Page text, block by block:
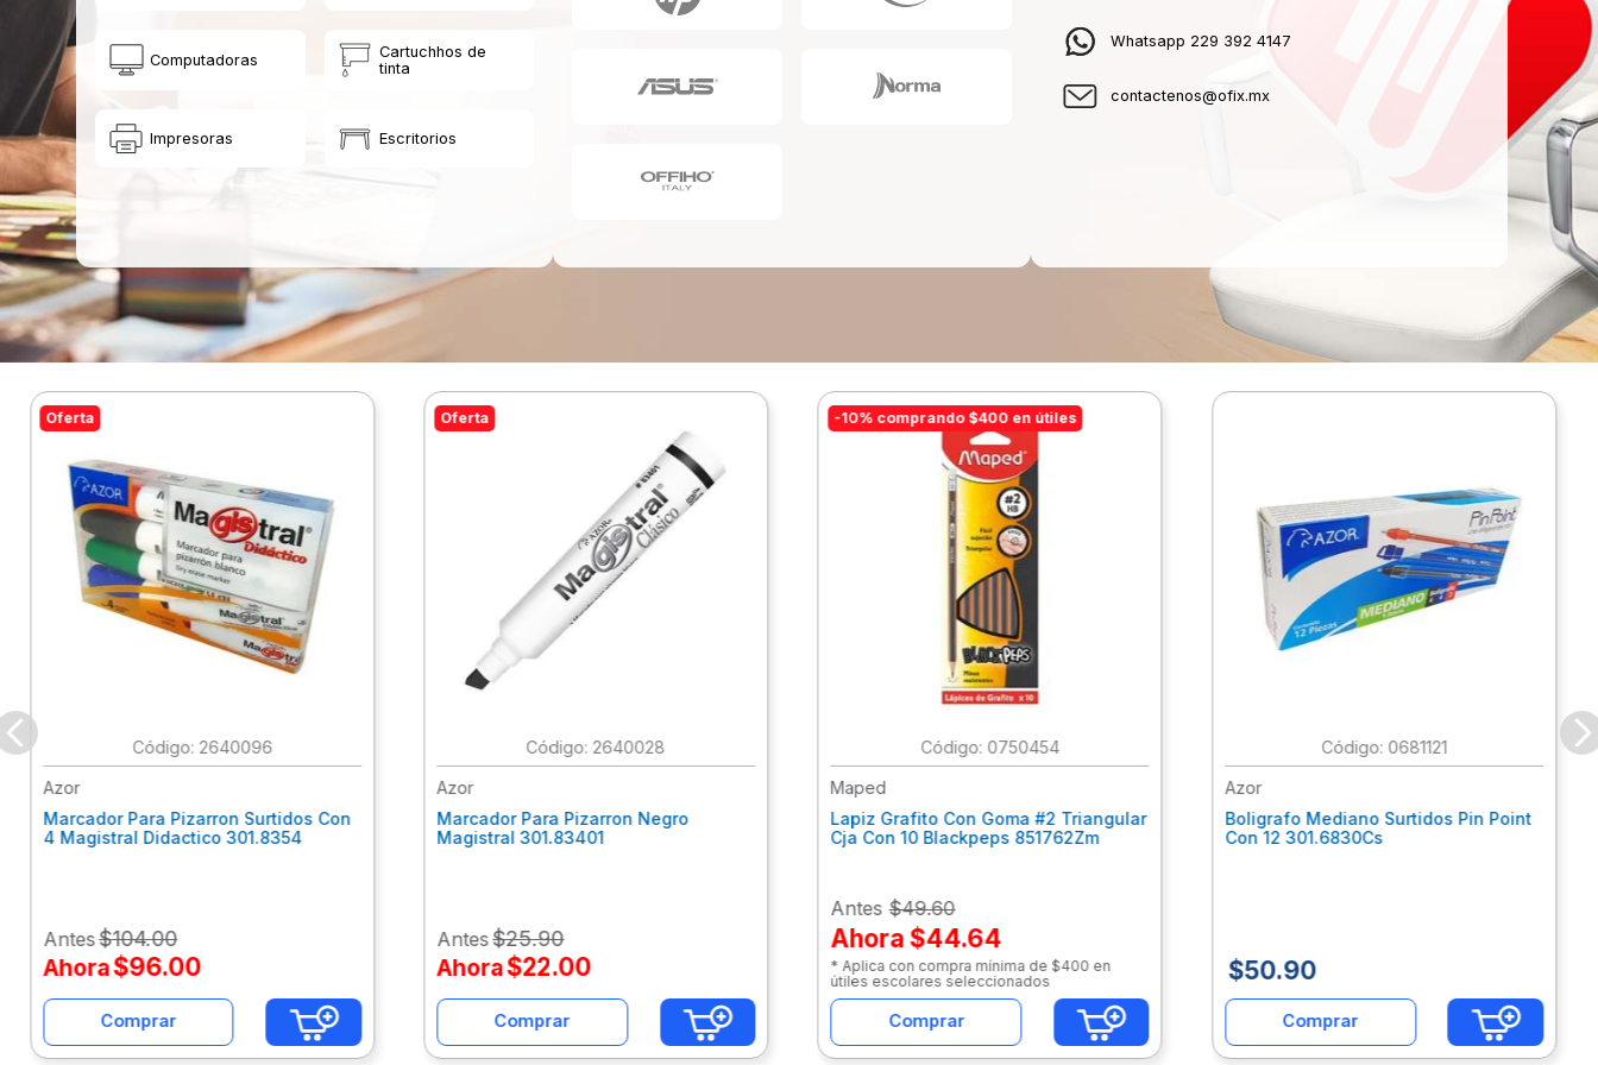
Computadoras
Cartuchhos de
tinta
Impresoras Escritorios
Whatsapp 229 392 4147
contactenos@ofix.mx
Oferta
: 2640096
Azor
Marcador Para Pizarron Surtidos Con
4 Magistral Didactico 301.8354
Antes$104.00
Ahora$96.00
Comprar
Oferta
: 2640028
Azor
Marcador Para Pizarron Negro
Magistral 301.83401
Antes$25.90
Ahora$22.00
Comprar
-10% comprando $400 en útiles
: 0750454
Maped
Lapiz Grafito Con Goma #2 Triangular
Cja Con 10 Blackpeps 851762Zm
Antes$49.60
Ahora$44.64
* Aplica con compra mínima de $400 en
útiles escolares seleccionados
Comprar
: 0681121
Azor
Boligrafo Mediano Surtidos Pin Point
Con 12 301.6830Cs
$50.90
Comprar